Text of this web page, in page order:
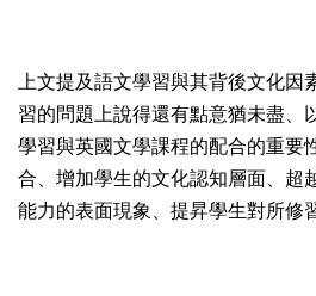
上文提及語文學習與其背後文化因
習的問題上說得還有點意猶未盡、
學習與英國文學課程的配合的重要
合、增加學生的文化認知層面、超
能力的表面現象、提昇學生對所修